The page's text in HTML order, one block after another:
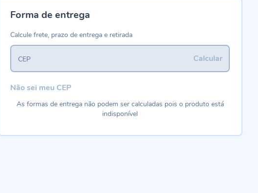
Forma de entrega
Calcule frete, prazo de entrega e retirada
Calcular
CEP
Não sei meu CEP
As formas de entrega não podem ser calculadas pois o produto está
indisponível